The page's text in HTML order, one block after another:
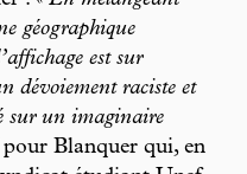
géographique
est sur
dévoiement raciste et
sur un imaginaire
Blanquer qui, en